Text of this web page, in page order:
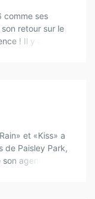
comme ses
retour sur le
! Il y a […]
et «Kiss» a
de Paisley Park,
agent. […]